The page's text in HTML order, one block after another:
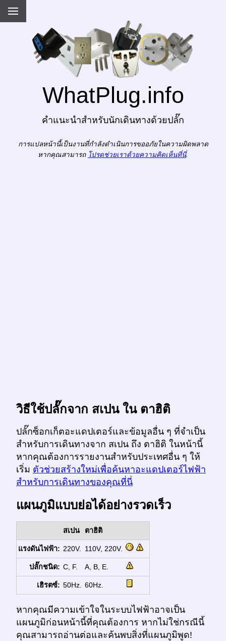
WhatPlug.info
คำแนะนำสำหรับนักเดินทางด้วยปลั๊ก
การแปลหน้านี้เป็นงานที่กำลังดำเนินการขออภัยในความผิดพลาด
หากคุณสามารถ โปรดช่วยเราด้วยความคิดเห็นที่นี่.
วิธีใช้ปลั๊กจาก สเปน ใน ตาฮิติ
ปลั๊กซ็อกเก็ตอะแดปเตอร์และข้อมูลอื่น ๆ ที่จำเป็น
สำหรับการเดินทางจาก สเปน ถึง ตาฮิติ ในหน้านี้
หากคุณต้องการรายงานสำหรับประเทศอื่น ๆ ให้
เริ่ม ตัวช่วยสร้างใหม่เพื่อค้นหาอะแดปเตอร์ไฟฟ้า
สำหรับการเดินทางของคุณที่นี่
แผนภูมิแบบย่อได้อย่างรวดเร็ว
สเปน ตาฮิติ
แรงดันไฟฟ้า: 220V. 110V, 220V.
ปลั๊กชนิด: C, F. A, B, E.
เฮิรตซ์: 50Hz. 60Hz.
หากคุณมีความเข้าใจในระบบไฟฟ้าอาจเป็น
แผนภูมิก่อนหน้านี้ที่คุณต้องการ หากไม่ใช่กรณีนี้
คุณสามารถอ่านต่อและค้นพบสิ่งที่แผนภูมิพูด!